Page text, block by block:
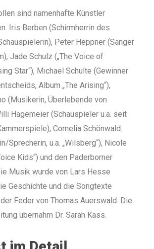
sind namenhafte Künstler
Iris Berben (Schirmherrin des
Peter Heppner (Sänger
Jade Schulz („The Voice of
Star“), Michael Schulte (Gewinner
Album „The Arising“),
(Musikerin, Überlebende von
Hagemeier (Schauspieler u.a. seit
Cornelia Schönwald
Sprecherin, u.a. „Wilsberg“), Nicole
Kids“) und den Paderborner
Musik wurde von Lars Hesse
Geschichte und die Songtexte
Feder von Thomas Auerswald. Die
übernahm Dr. Sarah Kass.